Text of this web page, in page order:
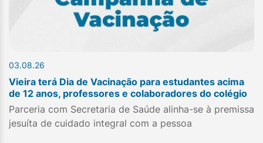
03.08.26
Vieira terá Dia de Vacinação para estudantes acima
de 12 anos, professores e colaboradores do colégio
Parceria com Secretaria de Saúde alinha-se à premissa
jesuíta de cuidado integral com a pessoa